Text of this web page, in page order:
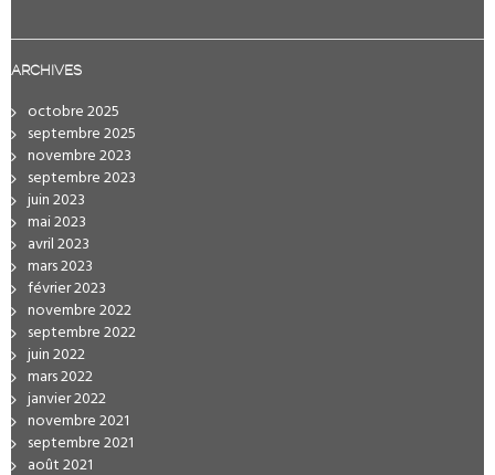
ARCHIVES
octobre 2025
septembre 2025
novembre 2023
septembre 2023
juin 2023
mai 2023
avril 2023
mars 2023
février 2023
novembre 2022
septembre 2022
juin 2022
mars 2022
janvier 2022
novembre 2021
septembre 2021
août 2021